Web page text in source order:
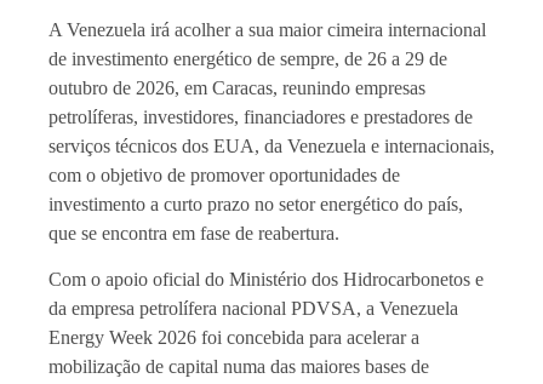
A Venezuela irá acolher a sua maior cimeira internacional
de investimento energético de sempre, de 26 a 29 de
outubro de 2026, em Caracas, reunindo empresas
petrolíferas, investidores, financiadores e prestadores de
serviços técnicos dos EUA, da Venezuela e internacionais,
com o objetivo de promover oportunidades de
investimento a curto prazo no setor energético do país,
que se encontra em fase de reabertura.
Com o apoio oficial do Ministério dos Hidrocarbonetos e
da empresa petrolífera nacional PDVSA, a Venezuela
Energy Week 2026 foi concebida para acelerar a
mobilização de capital numa das maiores bases de